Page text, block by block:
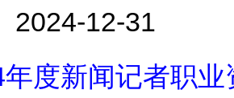
2024-12-31
度新闻记者职